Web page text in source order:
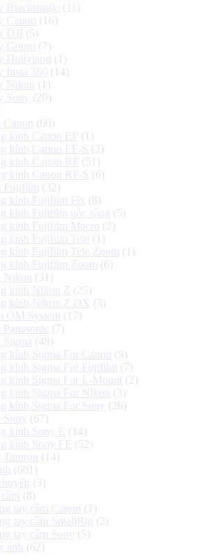
Blackmagic (11)
Canon
(16)
DJI (5)
Gopro (7)
Hollyland
(1)
Insta 360 (14)
Nikon
(1)
Sony (20)
(60)
kính Canon EF
(1)
kính Canon EF-S (2)
kính Canon RF
(51)
kính Canon RF-S (6)
Fujifilm (32)
kính Fujifilm Fix (8)
kính Fujifilm góc rộng (5)
kính Fujifilm Macro (2)
kính Fujifilm Tele (1)
kính Fujifilm Tele Zoom (1)
kính Fujifilm Zoom (6)
(31)
kính Nikon Z (25)
kính Nikon Z DX (3)
OM System (17)
(7)
(48)
kính Sigma For Canon
(9)
kính Sigma For Fujifilm (7)
kính Sigma For L-Mount (2)
kính Sigma For Nikon
(3)
kính Sigma For Sony (26)
(67)
kính Sony E
(14)
kính Sony FE
(52)
(14)
(601)
(3)
(8)
tay cầm Canon
(1)
tay cầm SmallRig (2)
tay cầm Sony (5)
ảnh
(62)